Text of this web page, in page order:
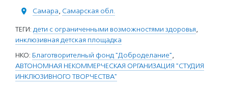
Самара, Самарская обл.
ТЕГИ: дети с ограниченными возможностями здоровья,
инклюзивная детская площадка
НКО: Благотворителный фонд "Доброделание",
АВТОНОМНАЯ НЕКОММЕРЧЕСКАЯ ОРГАНИЗАЦИЯ "СТУДИЯ
ИНКЛЮЗИВНОГО ТВОРЧЕСТВА"